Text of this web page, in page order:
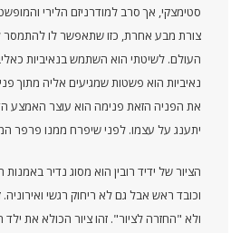
סטימצקי, אך סרב למודרניזם הלירי
צורת מבע אחרת, כזו שתאפשר לו להתמסר
העולם. לשיטתי הוא השתמש בנאיביות
נאיביות הוא פשטות שמגיעים אליה מתוך
את הפניה הזאת פנימה הוא עוצר האמצע
יתענג על עצמו. לפני שיפרח ממנו פרפר
הציור של ידיד רובין הוא מסוג נדיר
וכובד ראש אבל גם לא ריחוק רגשי
ולא "החזרה לציור". זהו ציור הכולא את